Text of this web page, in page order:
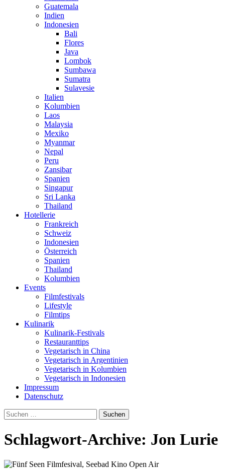
Guatemala
Indien
Indonesien
Bali
Flores
Java
Lombok
Sumbawa
Sumatra
Sulavesie
Italien
Kolumbien
Laos
Malaysia
Mexiko
Myanmar
Nepal
Peru
Zansibar
Spanien
Singapur
Sri Lanka
Thailand
Hotellerie
Frankreich
Schweiz
Indonesien
Österreich
Spanien
Thailand
Kolumbien
Events
Filmfestivals
Lifestyle
Filmtips
Kulinarik
Kulinarik-Festivals
Restauranttips
Vegetarisch in China
Vegetarisch in Argentinien
Vegetarisch in Kolumbien
Vegetarisch in Indonesien
Impressum
Datenschutz
Suchen
nach:
Schlagwort-Archive: Jon Lurie